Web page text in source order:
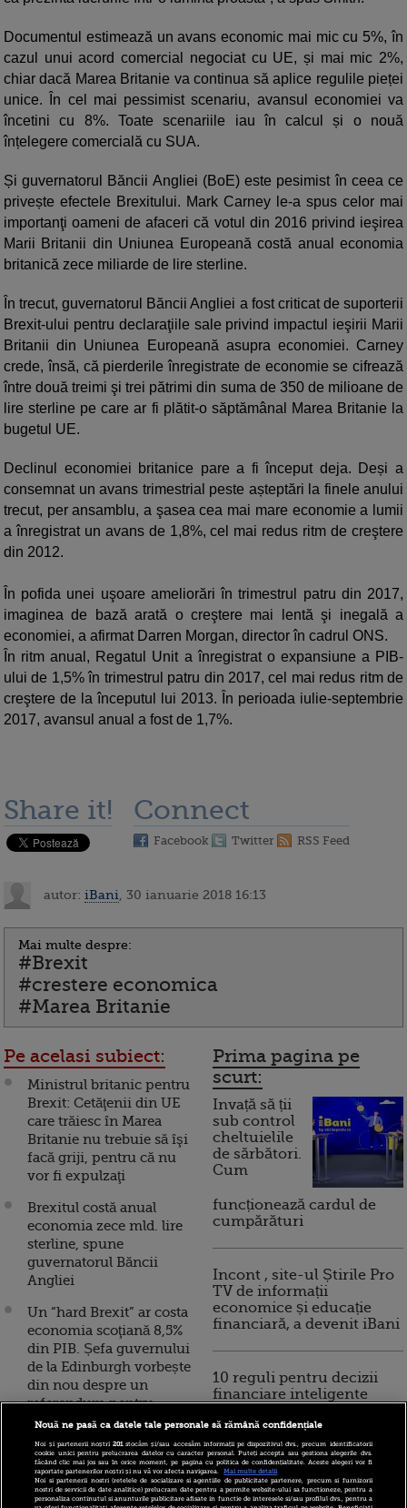
Documentul estimează un avans economic mai mic cu 5%, în
cazul unui acord comercial negociat cu UE, și mai mic 2%,
chiar dacă Marea Britanie va continua să aplice regulile pieței
unice. În cel mai pessimist scenariu, avansul economiei va
încetini cu 8%. Toate scenariile iau în calcul și o nouă
înțelegere comercială cu SUA.
Și guvernatorul Băncii Angliei (BoE) este pesimist în ceea ce
privește efectele Brexitului. Mark Carney le-a spus celor mai
importanţi oameni de afaceri că votul din 2016 privind ieşirea
Marii Britanii din Uniunea Europeană costă anual economia
britanică zece miliarde de lire sterline.
În trecut, guvernatorul Băncii Angliei a fost criticat de suporterii
Brexit-ului pentru declaraţiile sale privind impactul ieşirii Marii
Britanii din Uniunea Europeană asupra economiei. Carney
crede, însă, că pierderile înregistrate de economie se cifrează
între două treimi şi trei pătrimi din suma de 350 de milioane de
lire sterline pe care ar fi plătit-o săptămânal Marea Britanie la
bugetul UE.
Declinul economiei britanice pare a fi început deja. Deși a
consemnat un avans trimestrial peste așteptări la finele anului
trecut, per ansamblu, a şasea cea mai mare economie a lumii
a înregistrat un avans de 1,8%, cel mai redus ritm de creştere
din 2012.
În pofida unei uşoare ameliorări în trimestrul patru din 2017,
imaginea de bază arată o creştere mai lentă şi inegală a
economiei, a afirmat Darren Morgan, director în cadrul ONS.
În ritm anual, Regatul Unit a înregistrat o expansiune a PIB-
ului de 1,5% în trimestrul patru din 2017, cel mai redus ritm de
creştere de la începutul lui 2013. În perioada iulie-septembrie
2017, avansul anual a fost de 1,7%.
Share it! Connect
Facebook Twitter RSS Feed
autor: iBani , 30 ianuarie 2018 16:13
Mai multe despre:
#Brexit
#crestere economica
#Marea Britanie
Pe acelasi subiect:
Ministrul britanic pentru
Brexit: Cetăţenii din UE
care trăiesc în Marea
Britanie nu trebuie să îşi
facă griji, pentru că nu
vor fi expulzaţi
Brexitul costă anual
economia zece mld. lire
sterline, spune
guvernatorul Băncii
Angliei
Un “hard Brexit” ar costa
economia scoţiană 8,5%
din PIB. Șefa guvernului
de la Edinburgh vorbește
din nou despre un
referendum pentru
independență
Theresa May spulberă și
ultimele speranțe ale
celor care vor Marea
Prima pagina pe
scurt:
Invață să ții
sub control
cheltuielile
de sărbători.
Cum
funcționează cardul de
cumpărături
Incont , site-ul Știrile Pro
TV de informații
economice și educație
financiară, a devenit iBani
10 reguli pentru decizii
financiare inteligente
Nouă ne pasă ca datele tale personale să rămână confidențiale
Noi și partenerii noștri201stocăm și/sau accesăm informații pe dispozitivul dvs., precum identificatorii
cookie unici pentru prelucrarea datelor cu caracter personal. Puteți accepta sau gestiona alegerile dvs.
făcând clic mai jos sau în orice moment, pe pagina cu politica de confidențialitate. Aceste alegeri vor fi
raportate partenerilor noștri și nu vă vor afecta navigarea.
Mai multe detalii
Noi si partenerii nostri (retelele de socializare si agentiile de publicitate partenere, precum si furnizorii
nostri de servicii de date analitice) prelucram date pentru a permite website-ului sa functioneze, pentru a
personaliza continutul si anunturile publicitare afisate in functie de interesele si/sau profilul dvs., pentru a